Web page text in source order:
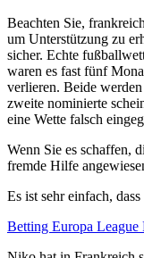
Beachten Sie,
um Unterstützung zu
sicher. Echte
waren es fast fünf
verlieren. Beide
zweite nominierte
eine Wette falsch
Wenn Sie es schaffen,
fremde Hilfe
Es ist sehr einfach,
Betting Europa League